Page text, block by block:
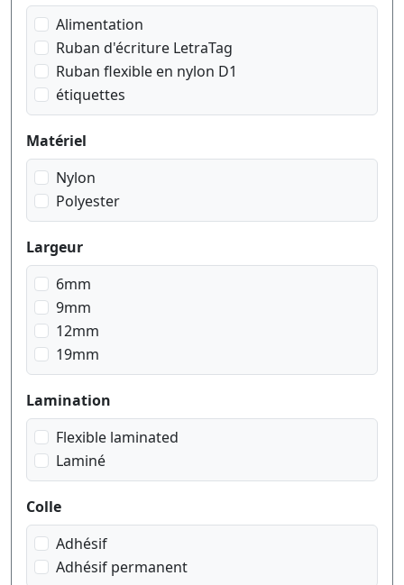
noir sur jaune
noir sur rouge
noir sur transparent
noir sur vert
rouge sur blanc
Alimentation
Ruban d'écriture LetraTag
Ruban flexible en nylon D1
étiquettes
Matériel
Nylon
Polyester
Largeur
6mm
9mm
12mm
19mm
Lamination
Flexible laminated
Laminé
Colle
Adhésif
Adhésif permanent